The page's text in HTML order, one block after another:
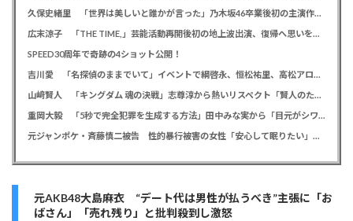
久保史緒里 「世界は美しいと誰かが言った」乃木坂46卒業後初の主演作で母親役に「すごく貴重な経験をさせていただいた」
広末涼子 「THE TIME,」芸能活動再開後初の地上波出演、復帰へ思いを告白「自分の弱い部分だったり…」
SPEED30周年で奇跡の4ショット公開！
吉川愛 「名探偵のままでいて」イベントで綱啓永、恒松祐里、高松アロハと息ピッタリの仲良しトーク
山﨑賢人 「キングダム 魂の決戦」志尊淳から熱いリスペクト「賢人のためだったらみんな頑張る」
重岡大毅 「5秒で完全犯罪を生成する方法」田中みな実から「目元がシワシワ」とダメ出し連発されたことを暴露
元ジャンポケ・斉藤慎二被告 性的暴行被害の女性「安心して眠りたい」「何も恐れず外を歩きたい」
元AKB48大島麻衣 “デート代は男性が払うべき”主張に「お
ばさん」「売れ残り」と批判殺到し激怒